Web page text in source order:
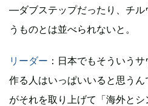
―ダブステップだったり、チル
うものとは並べられないと。
リーダー ：日本でもそういう
作る人はいっぱいいると思う
がそれを取り上げて「海外と